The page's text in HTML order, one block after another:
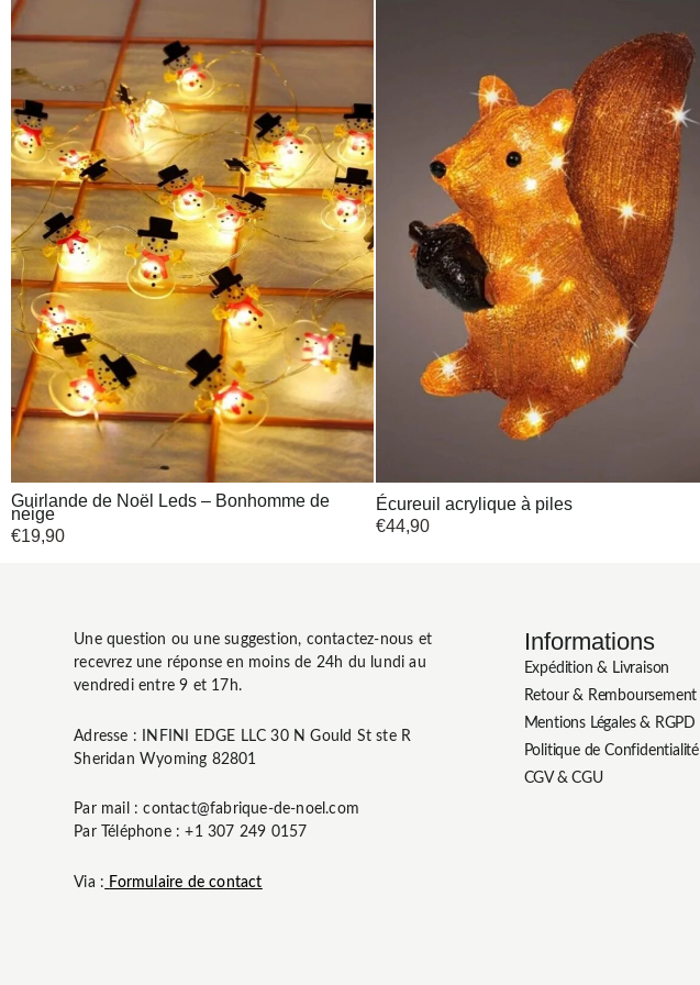
Guirlande de Noël Leds – Bonhomme de
neige
€19,90
Écureuil acrylique à piles
€44,90
Une question ou une suggestion, contactez-nous et
recevrez une réponse en moins de 24h du lundi au
vendredi entre 9 et 17h.
Adresse : INFINI EDGE LLC 30 N Gould St ste R
Sheridan Wyoming 82801
Par mail : contact@fabrique-de-noel.com
Par Téléphone : +1 307 249 0157
Via : Formulaire de contact
Informations
Expédition & Livraison
Retour & Remboursement
Mentions Légales & RGPD
Politique de Confidentialité
CGV & CGU